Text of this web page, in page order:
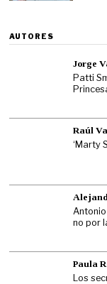
AUTORES
Jorge
Patti
Raúl
‘Marty
no por
Paula
Los